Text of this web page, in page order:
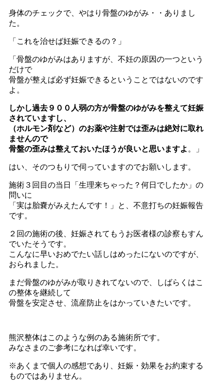
身体のチェックで、やはり骨盤のゆがみ・・ありまし
た。
「これを治せば妊娠できるの？」
「骨盤のゆがみはありますが、不妊の原因の一つという
だけで
骨盤が整えば必ず妊娠できるということではないのです
よ。
しかし過去９００人弱の方が骨盤のゆがみを整えて妊娠
されていますし、
（ホルモン剤など）のお薬や注射では歪みは絶対に取れ
ませんので
骨盤の歪みは整えておいたほうが良いと思いますよ。」
はい、そのつもりで伺っていますのでお願いします。
施術３回目の当日「生理来ちゃった？何日でしたか」の
問いに
「実は胎嚢がみえたんです！」と、不意打ちの妊娠報告
です。
２回の施術の後、妊娠されてもうお医者様の診察もすん
でいたそうです。
こんなに早いおめでたい話しはめったにないのですが、
おられました。
まだ骨盤のゆがみが取りきれてないので、しばらくはこ
の整体を継続して
骨盤を安定させ、流産防止をはかっていきたいです。
熊沢整体はこのような例のある施術所です。
みなさまのご参考になれば幸いです。
※あくまで個人の感想であり、妊娠・効果をお約束する
ものではありません。